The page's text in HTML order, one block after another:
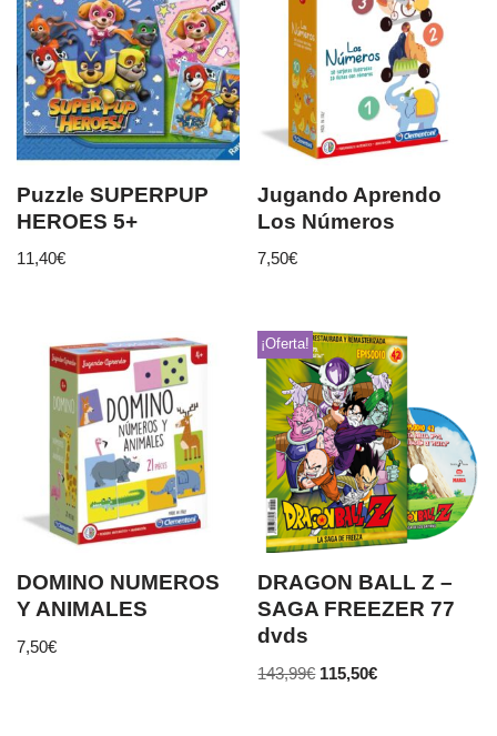
Puzzle SUPERPUP
HEROES 5+
11,40€
Jugando Aprendo
Los Números
7,50€
DOMINO NUMEROS
Y ANIMALES
7,50€
¡Oferta!
DRAGON BALL Z –
SAGA FREEZER 77
dvds
143,99€ 115,50€